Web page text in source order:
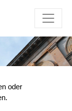
oder